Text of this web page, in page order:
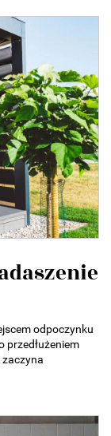
odpoczynku
przedłużeniem